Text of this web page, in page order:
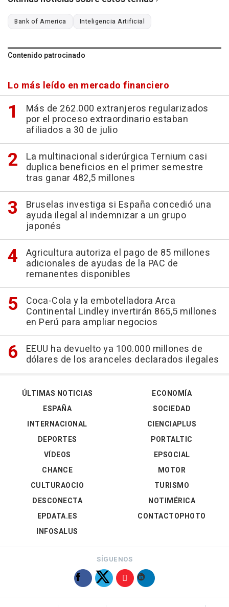
Bank of America Inteligencia Artificial
Contenido patrocinado
Lo más leído en mercado financiero
Más de 262.000 extranjeros regularizados
por el proceso extraordinario estaban
afiliados a 30 de julio
La multinacional siderúrgica Ternium casi
duplica beneficios en el primer semestre
tras ganar 482,5 millones
Bruselas investiga si España concedió una
ayuda ilegal al indemnizar a un grupo
japonés
Agricultura autoriza el pago de 85 millones
adicionales de ayudas de la PAC de
remanentes disponibles
Coca-Cola y la embotelladora Arca
Continental Lindley invertirán 865,5 millones
en Perú para ampliar negocios
EEUU ha devuelto ya 100.000 millones de
dólares de los aranceles declarados ilegales
ÚLTIMAS NOTICIAS
ESPAÑA
INTERNACIONAL
DEPORTES
VÍDEOS
ECONOMÍA
SOCIEDAD
CIENCIAPLUS
PORTALTIC
EPSOCIAL
CHANCE
CULTURAOCIO
DESCONECTA
EPDATA.ES
INFOSALUS
MOTOR
TURISMO
NOTIMÉRICA
CONTACTOPHOTO
SÍGUENOS